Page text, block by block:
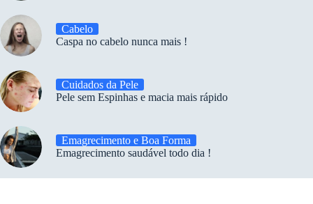
Cabelo
Caspa no cabelo nunca mais !
Cuidados da Pele
Pele sem Espinhas e macia mais rápido
Emagrecimento e Boa Forma
Emagrecimento saudável todo dia !